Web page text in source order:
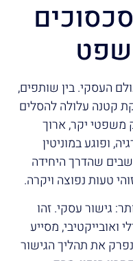
העסקי. בין שותפים,
קטנה עלולה להסלים
משפטי יקר, ארוך
ופוגע במוניטין
שהדרך היחידה
טעות נפוצה ויקרה.
גישור עסקי. זהו
ואובייקטיבי, מסייע
את תהליך הגישור